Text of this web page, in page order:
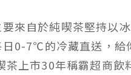
來自於純喫茶堅持以
0-7℃的冷藏直送，給
茶上市30年稱霸超商飲